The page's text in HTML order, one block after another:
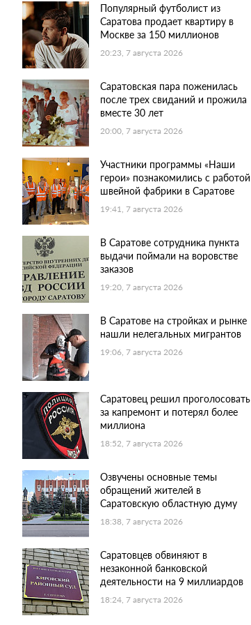
Популярный футболист из
Саратова продает квартиру в
Москве за 150 миллионов
20:23, 7 августа 2026
Саратовская пара поженилась
после трех свиданий и прожила
вместе 30 лет
20:00, 7 августа 2026
Участники программы «Наши
герои» познакомились с работой
швейной фабрики в Саратове
19:41, 7 августа 2026
В Саратове сотрудника пункта
выдачи поймали на воровстве
заказов
19:20, 7 августа 2026
В Саратове на стройках и рынке
нашли нелегальных мигрантов
19:06, 7 августа 2026
Саратовец решил проголосовать
за капремонт и потерял более
миллиона
18:52, 7 августа 2026
Озвучены основные темы
обращений жителей в
Саратовскую областную думу
18:38, 7 августа 2026
Саратовцев обвиняют в
незаконной банковской
деятельности на 9 миллиардов
18:24, 7 августа 2026